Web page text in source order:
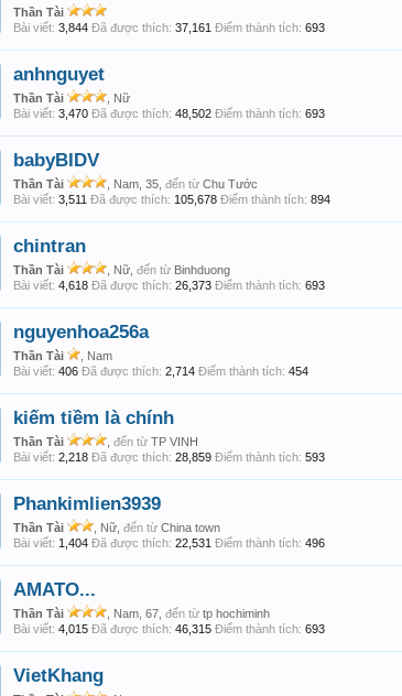
Thần Tài
Bài viết: 3,844 Đã được thích: 37,161 Điểm thành tích: 693
anhnguyet
Thần Tài
, Nữ
Bài viết: 3,470 Đã được thích: 48,502 Điểm thành tích: 693
babyBIDV
Thần Tài , Nam, 35, đến từ Chu Tước
Bài viết: 3,511 Đã được thích: 105,678 Điểm thành tích: 894
chintran
Thần Tài , Nữ, đến từ Binhduong
Bài viết: 4,618 Đã được thích: 26,373 Điểm thành tích: 693
nguyenhoa256a
Thần Tài
, Nam
Bài viết: 406 Đã được thích: 2,714 Điểm thành tích: 454
kiếm tiềm là chính
Thần Tài đến từ TP VINH
Bài viết: 2,218 Đã được thích: 28,859 Điểm thành tích: 593
Phankimlien3939
Thần Tài , Nữ, đến từ China town
Bài viết: 1,404 Đã được thích: 22,531 Điểm thành tích: 496
AMATO...
Thần Tài , Nam, 67, đến từ tp hochiminh
Bài viết: 4,015 Đã được thích: 46,315 Điểm thành tích: 693
VietKhang